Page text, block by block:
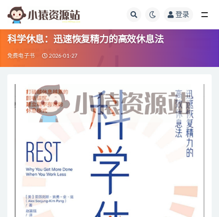
登录
科学休息：迅速恢复精力的高效休息法
免费电子书 2026-01-27